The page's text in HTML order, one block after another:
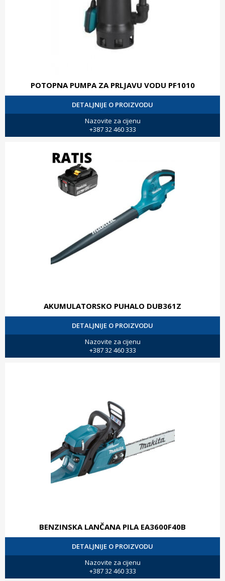
POTOPNA PUMPA ZA PRLJAVU VODU PF1010
DETALJNIJE O PROIZVODU
Nazovite za cijenu
+387 32 460 333
AKUMULATORSKO PUHALO DUB361Z
DETALJNIJE O PROIZVODU
Nazovite za cijenu
+387 32 460 333
BENZINSKA LANČANA PILA EA3600F40B
DETALJNIJE O PROIZVODU
Nazovite za cijenu
+387 32 460 333